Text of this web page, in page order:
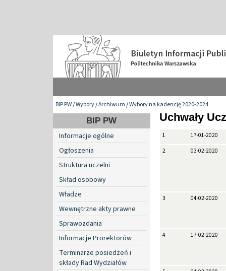
BIP PW/Wybory/Archiwum/Wybory na kadencję 2020-2024
BIP PW
Informacje ogólne
Ogłoszenia
Struktura uczelni
Skład osobowy
Władze
Wewnętrzne akty prawne
Sprawozdania
Informacje Prorektorów
Terminarze posiedzeń i
składy Rad Wydziałów
Uchwały
1 17-01-2020
2 03-02-2020
3 04-02-2020
4 17-02-2020